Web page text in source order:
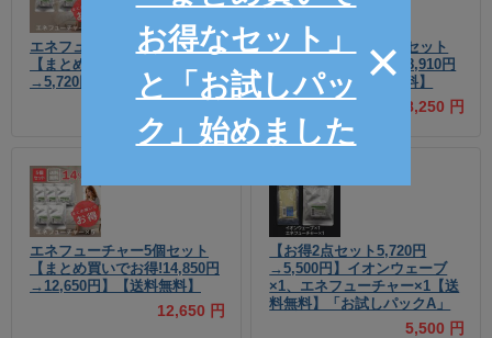
エネフューチャー2個セット
【まとめ買いでお得! 5,940円
→5,720円】【送料無料】
5,720 円
エネフューチャー3個セット
【まとめ買いでお得! 8,910円
→8,250円】【送料無料】
8,250 円
エネフューチャー5個セット
【まとめ買いでお得!14,850円
→12,650円】【送料無料】
12,650 円
【お得2点セット5,720円
→5,500円】イオンウェーブ
×1、エネフューチャー×1【送
料無料】「お試しパックA」
5,500 円
お得なセット」
と「お試しパッ
ク」始めました